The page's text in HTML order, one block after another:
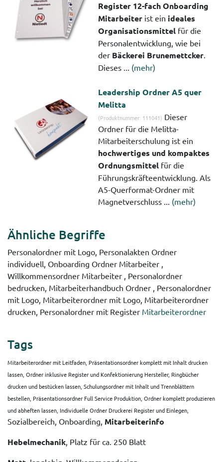
Register 12-fach Onboarding
Mitarbeiter ist ein ideales
Organisationsmittel für die
Personalentwicklung, wie bei
der Bäckerei Brunemettcker.
Dieses ... (mehr)
Leadership Ordner A5 quer
Melitta
(Produktnummer: 111041) Dieser
Ordner für die Melitta-
Mitarbeiterschulung ist ein
hochwertiges und kompaktes
Ordnungsmittel für die
Führungskräfteentwicklung. Als
A5-Querformat-Ordner mit
Magnetverschluss ... (mehr)
Ähnliche Begriffe
Personalordner mit Logo, Personalakten Ordner
individuell, Onboarding Ordner Mitarbeiter ,
Willkommensordner Mitarbeiter , Personalordner
bedrucken, Mitarbeiterhandbuch Ordner , Personalordner
mit Logo, Mitarbeiterordner mit Logo, Mitarbeiterordner
drucken, Personalordner mit Register Mitarbeiterordner
Tags
Mitarbeiterordner mit Leitfaden, Präsentationsordner komplett mit Inhalt drucken
lassen, Ordner inklusive Register und Konfektionierung Hersteller, Ringbücher
drucken und bestücken lassen, Schulungsordner mit Inhalt und Trennblättern
bestellen, Präsentationsordner Full Service Produktion, Ordner komplett produzieren
und abheften lassen, Individuelle Ordner Druckerei Register und Einlegen,
Sozialbereich, Onboarding, Mitarbeiterinfo
Hebelmechanik, Platz für ca. 250 Blatt